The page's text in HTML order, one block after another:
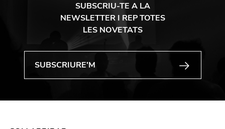
SUBSCRIU-TE A LA
NEWSLETTER I REP TOTES
LES NOVETATS